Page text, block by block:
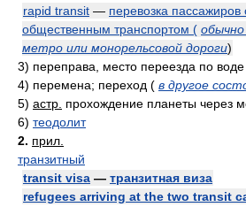
rapid transit — перевозка пассажиров
общественным транспортом (
метро или монорельсовой дороги)
3) переправа, место переезда по воде
4) перемена; переход ( в другое
5) астр. прохождение планеты через
6) теодолит
2. прил.
транзитный
transit visa — транзитная виза
refugees arriving at the two transit